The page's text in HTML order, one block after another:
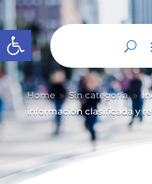
Abrir barra de herramientas
Home 9 Sin categoría 9
información clasificada y